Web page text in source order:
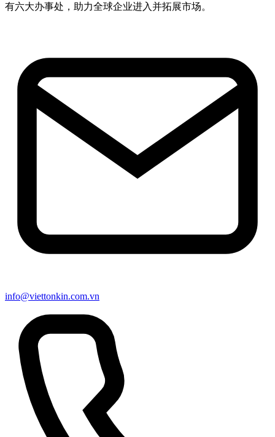
有六大办事处，助力全球企业进入并拓展市场。
info@viettonkin.com.vn